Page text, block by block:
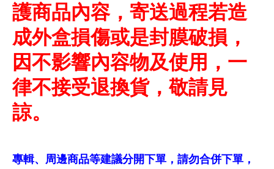
護商品內容，寄送過程若造
成外盒損傷或是封膜破損，
因不影響內容物及使用，一
律不接受退換貨，敬請見
諒。
專輯、周邊商品等建議分開下單，請勿合併下單，